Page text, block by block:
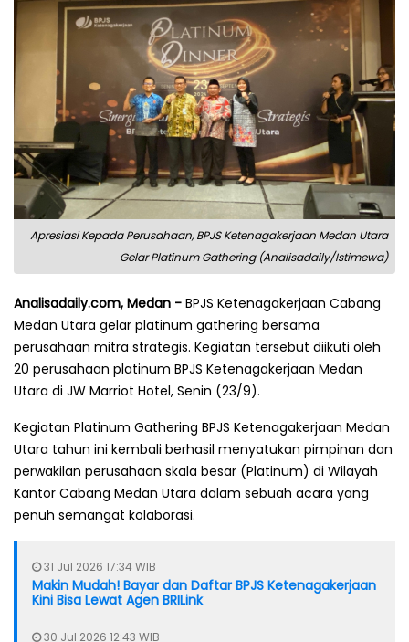
Apresiasi Kepada Perusahaan, BPJS Ketenagakerjaan Medan Utara
Gelar Platinum Gathering (Analisadaily/Istimewa)
Analisadaily.com, Medan - BPJS Ketenagakerjaan Cabang
Medan Utara gelar platinum gathering bersama
perusahaan mitra strategis. Kegiatan tersebut diikuti oleh
20 perusahaan platinum BPJS Ketenagakerjaan Medan
Utara di JW Marriot Hotel, Senin (23/9).
Kegiatan Platinum Gathering BPJS Ketenagakerjaan Medan
Utara tahun ini kembali berhasil menyatukan pimpinan dan
perwakilan perusahaan skala besar (Platinum) di Wilayah
Kantor Cabang Medan Utara dalam sebuah acara yang
penuh semangat kolaborasi.
31 Jul 2026 17:34 WIB
Makin Mudah! Bayar dan Daftar BPJS Ketenagakerjaan
Kini Bisa Lewat Agen BRILink
30 Jul 2026 12:43 WIB